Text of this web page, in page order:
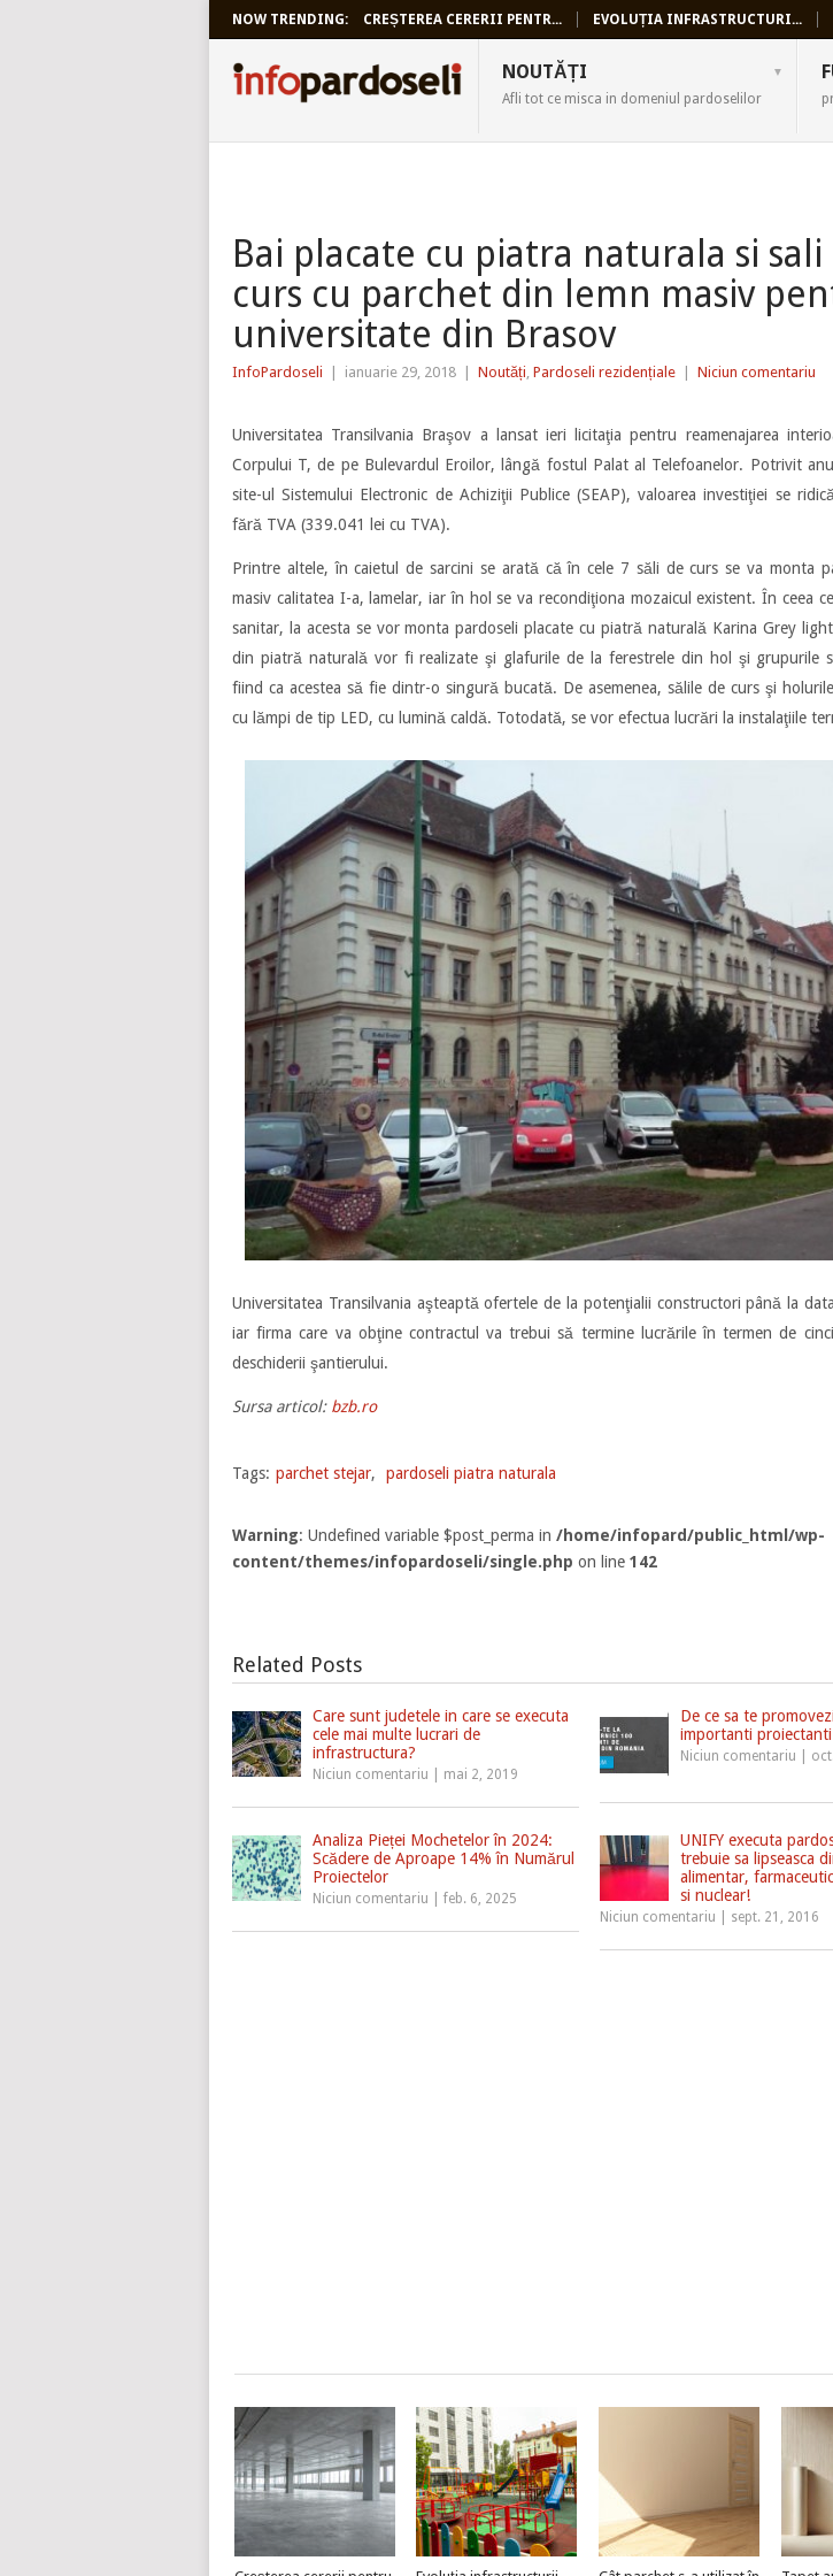
NOW TRENDING: CREȘTEREA CERERII PENTR... EVOLUȚIA INFRASTRUCTURI...
INFOPARDOSELI
NOUTĂȚI
Afli tot ce misca in domeniul pardoselilor
Bai placate cu piatra naturala si sali
curs cu parchet din lemn masiv
universitate din Brasov
InfoPardoseli ianuarie 29, 2018 Noutăți, Pardoseli rezidențiale Niciun comentariu
Universitatea Transilvania Braşov a lansat ieri licitaţia pentru reamenajarea
Corpului T, de pe Bulevardul Eroilor, lângă fostul Palat al Telefoanelor. Potrivit
site-ul Sistemului Electronic de Achiziţii Publice (SEAP), valoarea investiţiei se
fără TVA (339.041 lei cu TVA).
Printre altele, în caietul de sarcini se arată că în cele 7 săli de curs se va monta
masiv calitatea I-a, lamelar, iar în hol se va recondiţiona mozaicul existent. În ceea
sanitar, la acesta se vor monta pardoseli placate cu piatră naturală Karina Grey
din piatră naturală vor fi realizate şi glafurile de la ferestrele din hol şi grupurile
fiind ca acestea să fie dintr-o singură bucată. De asemenea, sălile de curs şi
cu lămpi de tip LED, cu lumină caldă. Totodată, se vor efectua lucrări la instalaţiile
Universitatea Transilvania aşteaptă ofertele de la potenţialii constructori până la
iar firma care va obţine contractul va trebui să termine lucrările în termen de
deschiderii şantierului.
Sursa articol: bzb.ro
Tags: parchet stejar, pardoseli piatra naturala
Warning: Undefined variable $post_perma in /home/infopard/public_html/wp-
content/themes/infopardoseli/single.php on line 142
Related Posts
Care sunt judetele in care se executa
cele mai multe lucrari de
infrastructura?
Niciun comentariu mai 2, 2019
De ce sa te
importanti
Niciun comentariu
Analiza Pieței Mochetelor în 2024:
Scădere de Aproape 14% în Numărul
Proiectelor
Niciun comentariu feb. 6, 2025
UNIFY executa
trebuie sa lipseasca
alimentar,
si nuclear!
Niciun comentariu sept. 21, 2016